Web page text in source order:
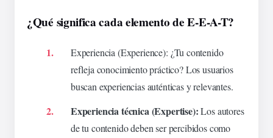
¿Qué significa cada elemento de E-E-A-T?
Experiencia (Experience): ¿Tu contenido
refleja conocimiento práctico? Los usuarios
buscan experiencias auténticas y relevantes.
Experiencia técnica (Expertise):Los autores
de tu contenido deben ser percibidos como